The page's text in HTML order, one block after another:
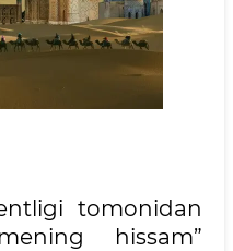
tomonidan
hissam”